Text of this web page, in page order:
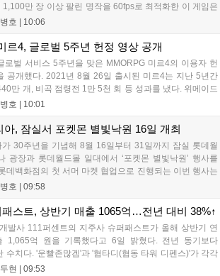
1,100만 장 이상 팔린 명작을 60fps로 최적화한 이 게임은
지원하며, 본편 외 다양한 추가 콘텐츠가 포함된다. 국내
행된다. 청소년 이용 불가 등급이다....
호 10:06
르4, 글로벌 5주년 헌정 영상 공개
로벌 서비스 5주년을 맞은 MMORPG 미르4의 이용자 헌
공개했다. 2021년 8월 26일 출시된 미르4는 지난 5년간
만 개, 비곡 점령전 1만 5천 회 등 성과를 냈다. 위메이드
를 담은 오리지널 음원 뮤직비디오와 성과 정리 영상을
를 밝혔다....
호 10:01
아, 잠실서 포켓몬 별빛낙원 16일 개최
가 30주년을 기념해 8월 16일부터 31일까지 잠실 롯데월
광장과 롯데월드몰 일대에서 ‘포켓몬 별빛낙원’ 행사를
데백화점의 첫 서머 마켓 협업으로 진행되는 이번 행사는
수로와 LED 폭포 등 신비로운 테마 공간과 팝업스토어,
행되며, 방문객에게는 프로모 카드 등 다양한 혜택이 제공
과 함께하는 이번 여름 축제는 포켓몬 공식 홈페이지를
을 확인할 수 있습니다....
호 09:58
패스트, 상반기 매출 1065억…전년 대비 38%↑
발사 111퍼센트의 지주사 슈퍼패스트가 올해 상반기 연
1,065억 원을 기록했다고 6일 밝혔다. 전년 동기보다
수치다. '운빨존많겜'과 '협타디(협동 타워 디펜스)'가 각각
억 원을 올려 전체 매출의 90%를 채웠다. 특히 2024년
현 09:53